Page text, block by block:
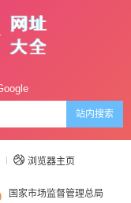
站内搜索
浏览器主页
国家市场监督管理总局